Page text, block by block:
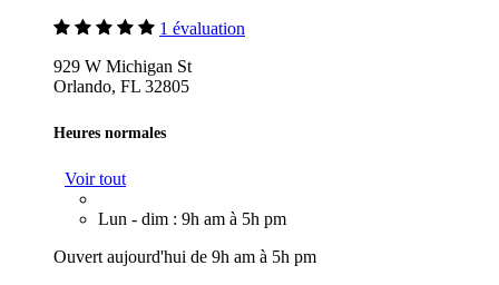
1 évaluation
929 W Michigan St
Orlando, FL 32805
Heures normales
Voir tout
Lun - dim : 9h am à 5h pm
Ouvert aujourd'hui de 9h am à 5h pm